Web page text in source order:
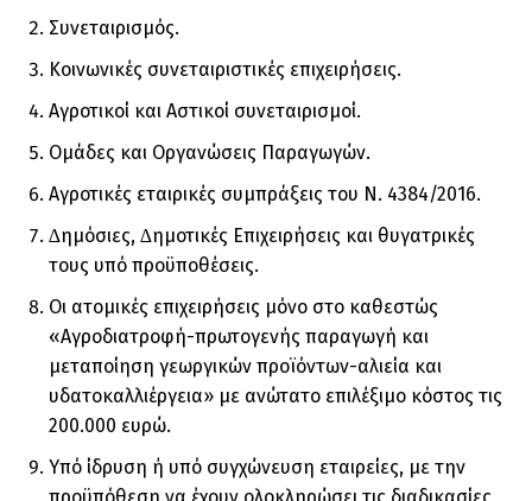
Συνεταιρισµός.
Κοινωνικές συνεταιριστικές επιχειρήσεις.
Αγροτικοί και Αστικοί συνεταιρισµοί.
Οµάδες και Οργανώσεις Παραγωγών.
Αγροτικές εταιρικές συµπράξεις του Ν. 4384/2016.
∆ηµόσιες, ∆ηµοτικές Επιχειρήσεις και θυγατρικές
τους υπό προϋποθέσεις.
Οι ατοµικές επιχειρήσεις µόνο στο καθεστώς
«Αγροδιατροφή-πρωτογενής παραγωγή και
µεταποίηση γεωργικών προϊόντων-αλιεία και
υδατοκαλλιέργεια» µε ανώτατο επιλέξιµο κόστος τις
200.000 ευρώ.
Υπό ίδρυση ή υπό συγχώνευση εταιρείες, µε την